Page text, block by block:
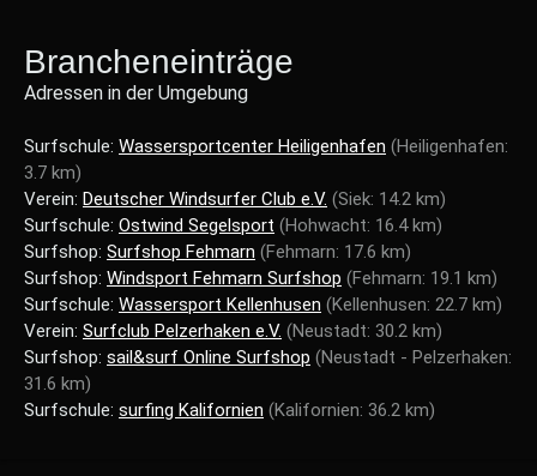
Brancheneinträge
Adressen in der Umgebung
Surfschule: Wassersportcenter Heiligenhafen (Heiligenhafen:
3.7 km)
Verein: Deutscher Windsurfer Club e.V. (Siek: 14.2 km)
Surfschule: Ostwind Segelsport (Hohwacht: 16.4 km)
Surfshop: Surfshop Fehmarn (Fehmarn: 17.6 km)
Surfshop: Windsport Fehmarn Surfshop (Fehmarn: 19.1 km)
Surfschule: Wassersport Kellenhusen (Kellenhusen: 22.7 km)
Verein: Surfclub Pelzerhaken e.V. (Neustadt: 30.2 km)
Surfshop: sail&surf Online Surfshop (Neustadt - Pelzerhaken:
31.6 km)
Surfschule: surfing Kalifornien (Kalifornien: 36.2 km)